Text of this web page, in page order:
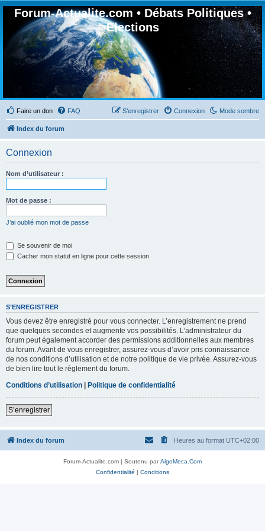
Forum-Actualite.com • Débats Politiques •
Elections
Faire un don Mode sombre
FAQ Connexion
S’enregistrer
Index du forum
Connexion
Nom d’utilisateur :
Mot de passe :
J’ai oublié mon mot de passe
Se souvenir de moi
Cacher mon statut en ligne pour cette session
S’ENREGISTRER
Vous devez être enregistré pour vous connecter. L’enregistrement ne prend
que quelques secondes et augmente vos possibilités. L’administrateur du
forum peut également accorder des permissions additionnelles aux membres
du forum. Avant de vous enregistrer, assurez-vous d’avoir pris connaissance
de nos conditions d’utilisation et de notre politique de vie privée. Assurez-vous
de bien lire tout le règlement du forum.
Conditions d’utilisation | Politique de confidentialité
S’enregistrer
Index du forum Heures au format UTC+02:00
Forum-Actualite.com | Soutenu parAlgoMeca.Com
Confidentialité | Conditions